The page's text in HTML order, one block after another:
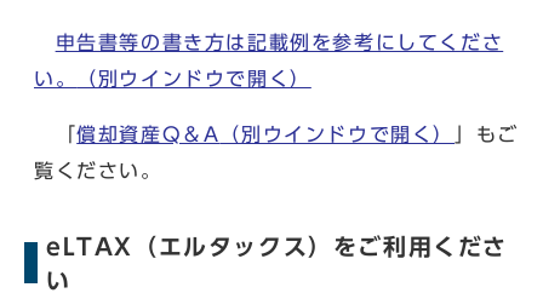
申告書等の書き方は記載例を参考にしてくださ
い。
（別ウインドウで開く）
「償却資産Q＆A （別ウインドウで開く）
」もご
覧ください。
eLTAX（エルタックス）をご利用くださ
い